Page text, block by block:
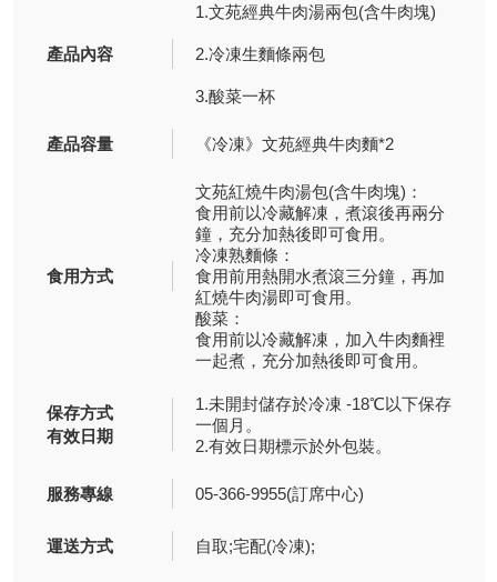
產品內容
1.文苑經典牛肉湯兩包(含牛肉塊)
2.冷凍生麵條兩包
3.酸菜一杯
產品容量 《冷凍》文苑經典牛肉麵*2
食用方式
文苑紅燒牛肉湯包(含牛肉塊)：
食用前以冷藏解凍，煮滾後再兩分
鐘，充分加熱後即可食用。
冷凍熟麵條：
食用前用熱開水煮滾三分鐘，再加
紅燒牛肉湯即可食用。
酸菜：
食用前以冷藏解凍，加入牛肉麵裡
一起煮，充分加熱後即可食用。
保存方式
有效日期
1.未開封儲存於冷凍 -18℃以下保存
一個月。
2.有效日期標示於外包裝。
服務專線 05-366-9955(訂席中心)
運送方式 自取;宅配(冷凍);